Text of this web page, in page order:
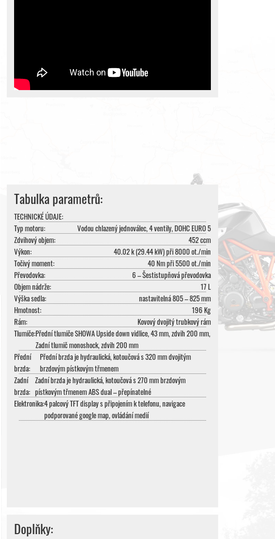
Doplňky:
Tabulka parametrů:
TECHNICKÉ ÚDAJE:
Typ motoru:
Vodou chlazený jednoválec, 4 ventily, DOHC EURO 5
Zdvihový objem:
452 ccm
Výkon:
40.02 k (29.44 kW) při 8000 ot./min
Točivý moment:
40 Nm při 5500 ot./min
Převodovka:
6 – Šestistupňová převodovka
Objem nádrže:
17 L
Výška sedla:
nastavitelná 805 – 825 mm
Hmotnost:
196 Kg
Rám:
Kovový dvojitý trubkový rám
Tlumiče:Přední tlumiče SHOWA Upside down vidlice, 43 mm, zdvih 200 mm,
Zadní tlumič monoshock, zdvih 200 mm
Přední
brzda:
Přední brzda je hydraulická, kotoučová s 320 mm dvojitým
brzdovým pístkovým třmenem
Zadní
brzda:
Zadní brzda je hydraulická, kotoučová s 270 mm brzdovým
pístkovým třmenem ABS dual – přepínatelné
Elektronika:4 palcový TFT display s připojením k telefonu, navigace
podporované google map, ovládání medií